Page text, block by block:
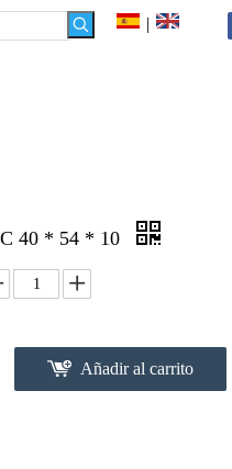
|
40 * 54 * 10
Añadir al carrito